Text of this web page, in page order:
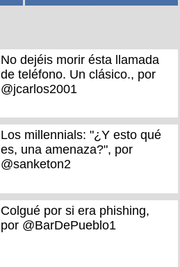
No dejéis morir ésta llamada
de teléfono. Un clásico., por
@jcarlos2001
Los millennials: "¿Y esto qué
es, una amenaza?", por
@sanketon2
Colgué por si era phishing,
por @BarDePueblo1